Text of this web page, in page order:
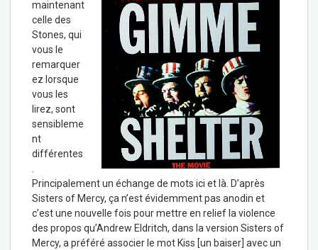
maintenant
celle des
Stones, qui
vous le
remarquer
ez lorsque
vous les
lirez, sont
sensibleme
nt
différentes
Principalement un échange de mots ici et là. D’après
Sisters of Mercy, ça n’est évidemment pas anodin et
c’est une nouvelle fois pour mettre en relief la violence
des propos qu’Andrew Eldritch, dans la version Sisters of
Mercy, a préféré associer le mot Kiss [un baiser] avec un